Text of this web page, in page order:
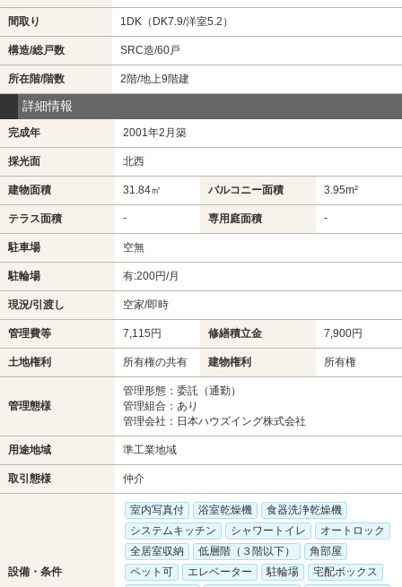
間取り 1DK（DK7.9/洋室5.2）
構造/総戸数 SRC造/60戸
所在階/階数 2階/地上9階建
詳細情報
完成年 2001年2月築
採光面 北西
建物面積 31.84㎡ バルコニー面積 3.95m²
テラス面積 - 専用庭面積 -
駐車場 空無
駐輪場 有:200円/月
現況/引渡し 空家/即時
管理費等 7,115円 修繕積立金 7,900円
土地権利 所有権の共有 建物権利 所有権
管理態様
管理形態：委託（通勤）
管理組合：あり
管理会社：日本ハウズイング株式会社
用途地域 準工業地域
取引態様 仲介
設備・条件
室内写真付 浴室乾燥機
食器洗浄乾燥機
システムキッチン
シャワートイレ
オートロック
全居室収納
低層階（３階以下）
角部屋
ペット可
エレベーター 駐輪場
宅配ボックス